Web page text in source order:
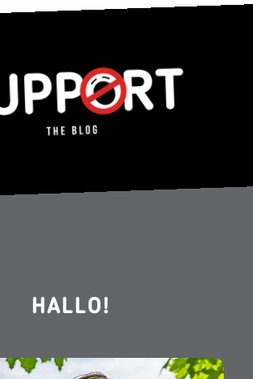
HALLO!